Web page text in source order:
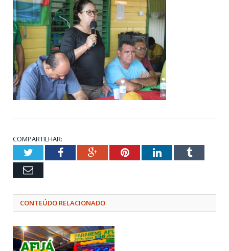
COMPARTILHAR:
TwitterFacebookGoogle+PinterestLinkedInTumblr
Email
CONTEÚDO RELACIONADO